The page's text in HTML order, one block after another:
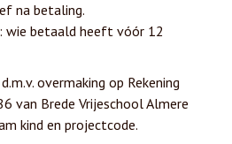
na betaling.
wie betaald heeft vóór 12
overmaking op Rekening
van Brede Vrijeschool Almere
kind en projectcode.